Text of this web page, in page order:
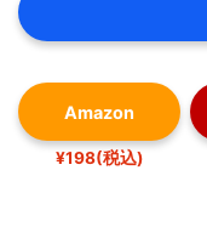
Amazon
¥198(税込)